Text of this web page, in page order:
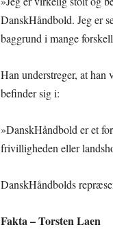
DanskHåndbold. Jeg er
baggrund i mange
Han understreger, at
befinder sig i:
»DanskHåndbold er et
frivilligheden eller
DanskHåndbolds
Fakta – Torsten Laen